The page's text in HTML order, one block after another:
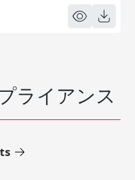
ライアンス